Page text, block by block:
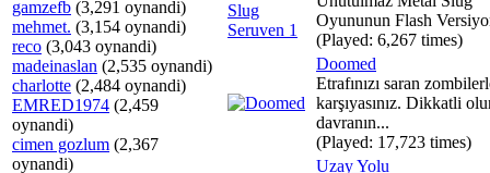
gamzefb (3,291 oynandi)
mehmet. (3,154 oynandi)
reco (3,043 oynandi)
madeinaslan (2,535 oynandi)
charlotte (2,484 oynandi)
EMRED1974 (2,459
oynandi)
cimen gozlum (2,367
oynandi)
Oyununun Flash
(Played: 6,267 times)
Doomed
Etrafınızı saran
karşıyasınız. Dikkatli
davranın...
(Played: 17,723 times)
Uzay Yolu